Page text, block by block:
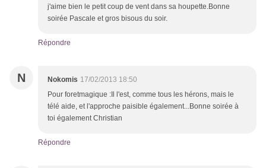
j'aime bien le petit coup de vent dans sa houpette.Bonne
soirée Pascale et gros bisous du soir.
Répondre
N Nokomis 17/02/2013 18:50
Pour foretmagique :Il l'est, comme tous les hérons, mais le
télé aide, et l'approche paisible également...Bonne soirée à
toi également Christian
Répondre